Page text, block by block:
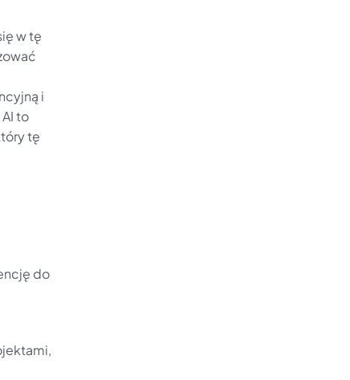
w tę
i
to
tę
do